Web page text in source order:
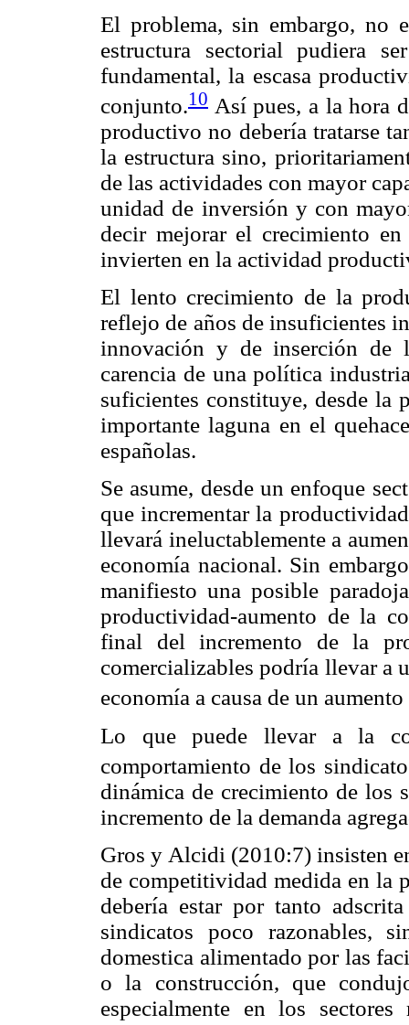
El problema, sin embargo, no
estructura sectorial pudiera
fundamental, la escasa
conjunto.10 Así pues, a la hora
productivo no debería tratarse
la estructura sino,
de las actividades con mayor
unidad de inversión y con
decir mejorar el crecimiento
invierten en la actividad
El lento crecimiento de la
reflejo de años de insuficientes
innovación y de inserción de
carencia de una política
suficientes constituye, desde la
importante laguna en el
españolas.
Se asume, desde un enfoque
que incrementar la
llevará ineluctablemente a
economía nacional. Sin
manifiesto una posible
productividad-aumento de la
final del incremento de la
comercializables podría llevar a
economía a causa de un
Lo que puede llevar a la
comportamiento de los
dinámica de crecimiento de los
incremento de la demanda
Gros y Alcidi (2010:7) insisten
de competitividad medida en la
debería estar por tanto
sindicatos poco razonables,
domestica alimentado por las
o la construcción, que
especialmente en los